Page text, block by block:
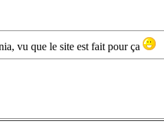
vu que le site est fait pour ça